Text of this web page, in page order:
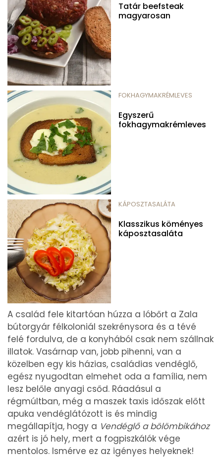
Tatár beefsteak
magyarosan
FOKHAGYMAKRÉMLEVES
Egyszerű
fokhagymakrémleves
KÁPOSZTASALÁTA
Klasszikus köményes
káposztasaláta
A család fele kitartóan húzza a lóbőrt a Zala
bútorgyár félkoloniál szekrénysora és a tévé
felé fordulva, de a konyhából csak nem szállnak
illatok. Vasárnap van, jobb pihenni, van a
közelben egy kis házias, családias vendéglő,
egész nyugodtan elmehet oda a família, nem
lesz belőle anyagi csőd. Ráadásul a
régmúltban, még a maszek taxis időszak előtt
apuka vendéglátózott is és mindig
megállapítja, hogy a Vendéglő a bölömbikához
azért is jó hely, mert a fogpiszkálók vége
mentolos. Ismérve ez az igényes helyeknek!